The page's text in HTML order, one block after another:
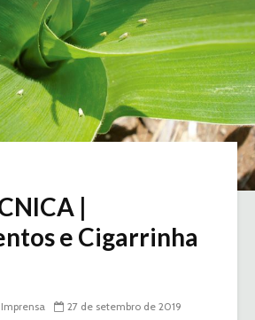
|
e Cigarrinha
27 de setembro de 2019